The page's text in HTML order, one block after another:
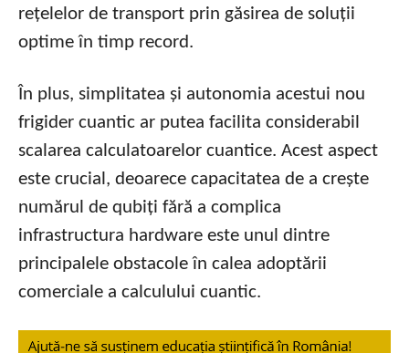
rețelelor de transport prin găsirea de soluții
optime în timp record.
În plus, simplitatea și autonomia acestui nou
frigider cuantic ar putea facilita considerabil
scalarea calculatoarelor cuantice. Acest aspect
este crucial, deoarece capacitatea de a crește
numărul de qubiți fără a complica
infrastructura hardware este unul dintre
principalele obstacole în calea adoptării
comerciale a calculului cuantic.